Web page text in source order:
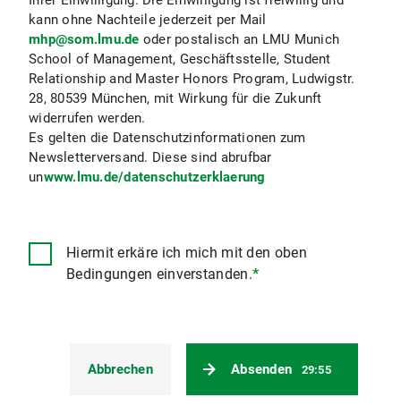
kann ohne Nachteile jederzeit per Mail
mhp@som.lmu.de oder postalisch an LMU Munich
School of Management, Geschäftsstelle, Student
Relationship and Master Honors Program, Ludwigstr.
28, 80539 München, mit Wirkung für die Zukunft
widerrufen werden.
Es gelten die Datenschutzinformationen zum
Newsletterversand. Diese sind abrufbar
unwww.lmu.de/datenschutzerklaerung
Hiermit erkäre ich mich mit den oben
Bedingungen einverstanden.*
Absenden 29:54
Abbrechen